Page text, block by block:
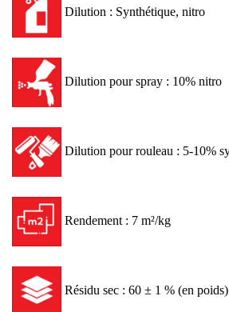
Dilution : Synthétique, nitro
Dilution pour spray : 10% nitro
Dilution pour rouleau : 5-10%
Rendement : 7 m²/kg
Résidu sec : 60 ± 1 % (en poids)